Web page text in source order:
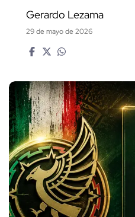
Gerardo Lezama
29 de mayo de 2026